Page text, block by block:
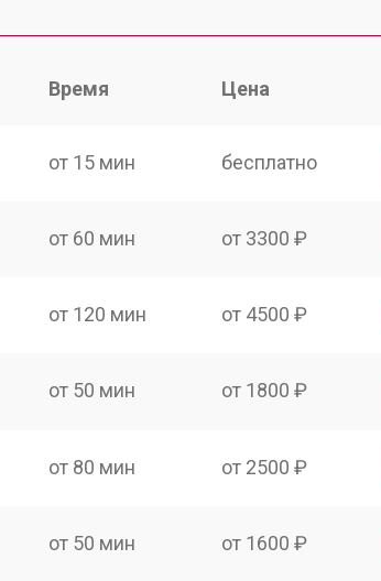
Время Цена
от 15 мин бесплатно
от 60 мин от 3300 ₽
от 120 мин от 4500 ₽
от 50 мин от 1800 ₽
от 80 мин от 2500 ₽
от 50 мин от 1600 ₽